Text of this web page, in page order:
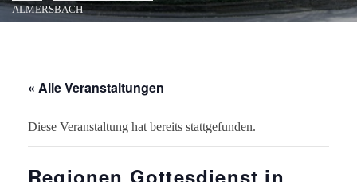
ALMERSBACH
« Alle Veranstaltungen
Diese Veranstaltung hat bereits stattgefunden.
Regionen Gottesdienst in